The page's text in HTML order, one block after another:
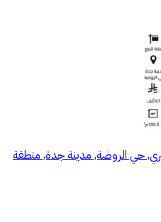
حي الروضة, مدينة جدة, منطقة